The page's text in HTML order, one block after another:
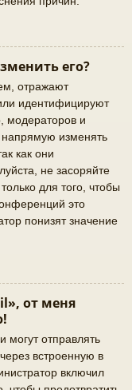
его?
отражают
идентифицируют
модераторов и
изменять
как они
не засоряйте
для того, чтобы
это
понизят значение
от меня
могут отправлять
встроенную в
включил